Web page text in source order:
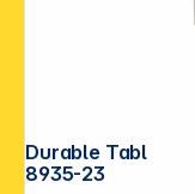
Durable Tablet Holder
8935-23